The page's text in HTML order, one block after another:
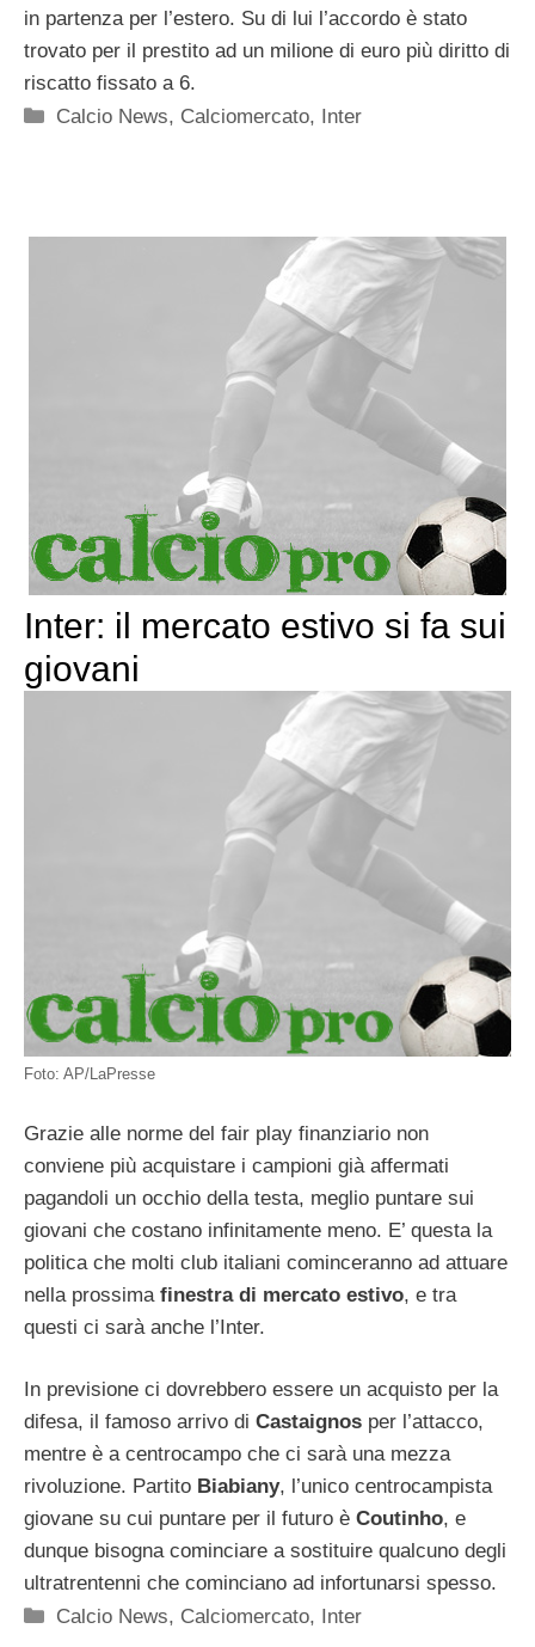
in partenza per l’estero. Su di lui l’accordo è stato
trovato per il prestito ad un milione di euro più diritto di
riscatto fissato a 6.
Categorie
Calcio News, Calciomercato, Inter
Inter: il mercato estivo si fa sui
giovani
Foto: AP/LaPresse
Grazie alle norme del fair play finanziario non
conviene più acquistare i campioni già affermati
pagandoli un occhio della testa, meglio puntare sui
giovani che costano infinitamente meno. E’ questa la
politica che molti club italiani cominceranno ad attuare
nella prossima finestra di mercato estivo, e tra
questi ci sarà anche l’Inter.
In previsione ci dovrebbero essere un acquisto per la
difesa, il famoso arrivo di Castaignos per l’attacco,
mentre è a centrocampo che ci sarà una mezza
rivoluzione. Partito Biabiany, l’unico centrocampista
giovane su cui puntare per il futuro è Coutinho, e
dunque bisogna cominciare a sostituire qualcuno degli
ultratrentenni che cominciano ad infortunarsi spesso.
Categorie
Calcio News, Calciomercato, Inter